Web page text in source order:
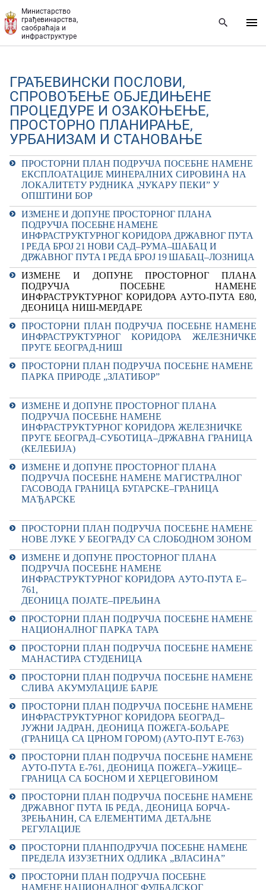
Министарство
грађевинарства,
саобраћаја и
инфраструктуре
ГРАЂЕВИНСКИ ПОСЛОВИ,
СПРОВОЂЕЊЕ ОБЈЕДИЊЕНЕ
ПРОЦЕДУРЕ И ОЗАКОЊЕЊЕ,
ПРОСТОРНО ПЛАНИРАЊЕ,
УРБАНИЗАМ И СТАНОВАЊЕ
ПРОСТОРНИ ПЛАН ПОДРУЧЈА ПОСЕБНЕ НАМЕНЕ
ЕКСПЛОАТАЦИЈЕ МИНЕРАЛНИХ СИРОВИНА НА
ЛОКАЛИТЕТУ РУДНИКА „ЧУКАРУ ПЕКИˮ У
ОПШТИНИ БОР
ИЗМЕНЕ И ДОПУНЕ ПРОСТОРНОГ ПЛАНА
ПОДРУЧЈА ПОСЕБНЕ НАМЕНЕ
ИНФРАСТРУКТУРНОГ КОРИДОРА ДРЖАВНОГ ПУТА
I РЕДА БРОЈ 21 НОВИ САД–РУМА–ШАБАЦ И
ДРЖАВНОГ ПУТА I РЕДА БРОЈ 19 ШАБАЦ–ЛОЗНИЦА
ИЗМЕНЕ И ДОПУНЕ ПРОСТОРНОГ ПЛАНА
ПОДРУЧЈА ПОСЕБНЕ НАМЕНЕ
ИНФРАСТРУКТУРНОГ КОРИДОРА АУТО-ПУТА Е80,
ДЕОНИЦА НИШ-МЕРДАРЕ
ПРОСТОРНИ ПЛАН ПОДРУЧЈА ПОСЕБНЕ НАМЕНЕ
ИНФРАСТРУКТУРНОГ КОРИДОРА ЖЕЛЕЗНИЧКЕ
ПРУГЕ БЕОГРАД-НИШ
ПРОСТОРНИ ПЛАН ПОДРУЧЈА ПОСЕБНЕ НАМЕНЕ
ПАРКА ПРИРОДЕ „ЗЛАТИБОР”
ИЗМЕНЕ И ДОПУНЕ ПРОСТОРНОГ ПЛАНА
ПОДРУЧЈА ПОСЕБНЕ НАМЕНЕ
ИНФРАСТРУКТУРНОГ КОРИДОРА ЖЕЛЕЗНИЧКЕ
ПРУГЕ БЕОГРАД–СУБОТИЦА–ДРЖАВНА ГРАНИЦА
(КЕЛЕБИЈА)
ИЗМЕНЕ И ДОПУНЕ ПРОСТОРНОГ ПЛАНА
ПОДРУЧЈА ПОСЕБНЕ НАМЕНЕ МАГИСТРАЛНОГ
ГАСОВОДА ГРАНИЦА БУГАРСКЕ–ГРАНИЦА
МАЂАРСКЕ
ПРОСТОРНИ ПЛАН ПОДРУЧЈА ПОСЕБНЕ НАМЕНЕ
НОВЕ ЛУКЕ У БЕОГРАДУ СА СЛОБОДНОМ ЗОНОМ
ИЗМЕНЕ И ДОПУНЕ ПРОСТОРНОГ ПЛАНА
ПОДРУЧЈА ПОСЕБНЕ НАМЕНЕ
ИНФРАСТРУКТУРНОГ КОРИДОРА АУТО-ПУТА Е–
761,
ДЕОНИЦА ПОЈАТЕ–ПРЕЉИНА
ПРОСТОРНИ ПЛАН ПОДРУЧЈА ПОСЕБНЕ НАМЕНЕ
НАЦИОНАЛНОГ ПАРКА ТАРА
ПРОСТОРНИ ПЛАН ПОДРУЧЈА ПОСЕБНЕ НАМЕНЕ
МАНАСТИРА СТУДЕНИЦА
ПРОСТОРНИ ПЛАН ПОДРУЧЈА ПОСЕБНЕ НАМЕНЕ
СЛИВА АКУМУЛАЦИЈЕ БАРЈЕ
ПРОСТОРНИ ПЛАН ПОДРУЧЈА ПОСЕБНЕ НАМЕНЕ
ИНФРАСТРУКТУРНОГ КОРИДОРА БЕОГРАД–
ЈУЖНИ ЈАДРАН, ДЕОНИЦА ПОЖЕГА-БОЉАРЕ
(ГРАНИЦА СА ЦРНОМ ГОРОМ) (АУТО-ПУТ Е-763)
ПРОСТОРНИ ПЛАН ПОДРУЧЈА ПОСЕБНЕ НАМЕНЕ
АУТО-ПУТА Е-761, ДЕОНИЦА ПОЖЕГА–УЖИЦЕ–
ГРАНИЦА СА БОСНОМ И ХЕРЦЕГОВИНОМ
ПРОСТОРНИ ПЛАН ПОДРУЧЈА ПОСЕБНЕ НАМЕНЕ
ДРЖАВНОГ ПУТА IБ РЕДА, ДЕОНИЦА БОРЧА-
ЗРЕЊАНИН, СА ЕЛЕМЕНТИМА ДЕТАЉНЕ
РЕГУЛАЦИЈЕ
ПРОСТОРНИ ПЛАНПОДРУЧЈА ПОСЕБНЕ НАМЕНЕ
ПРЕДЕЛА ИЗУЗЕТНИХ ОДЛИКА „ВЛАСИНА”
ПРОСТОРНИ ПЛАН ПОДРУЧЈА ПОСЕБНЕ
НАМЕНЕНАЦИОНАЛНОГ ФУДБАЛСКОГ